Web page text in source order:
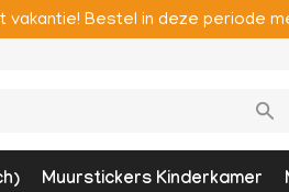
vakantie! Bestel in deze periode
Muurstickers Kinderkamer